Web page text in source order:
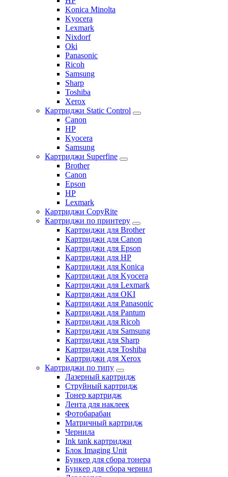
Konica Minolta
Kyocera
Lexmark
Nixdorf
Oki
Panasonic
Ricoh
Samsung
Sharp
Toshiba
Xerox
Картриджи Static Control
Canon
HP
Kyocera
Samsung
Картриджи Superfine
Brother
Canon
Epson
HP
Lexmark
Картриджи CopyRite
Картриджи по принтеру
Картриджи для Brother
Картриджи для Canon
Картриджи для Epson
Картриджи для HP
Картриджи для Konica
Картриджи для Kyocera
Картриджи для Lexmark
Картриджи для OKI
Картриджи для Panasonic
Картриджи для Pantum
Картриджи для Ricoh
Картриджи для Samsung
Картриджи для Sharp
Картриджи для Toshiba
Картриджи для Xerox
Картриджи по типу
Лазерный картридж
Струйный картридж
Тонер картридж
Лента для наклеек
Фотобарабан
Матричный картридж
Чернила
Ink tank картриджи
Блок Imaging Unit
Бункер для сбора тонера
Бункер для сбора чернил